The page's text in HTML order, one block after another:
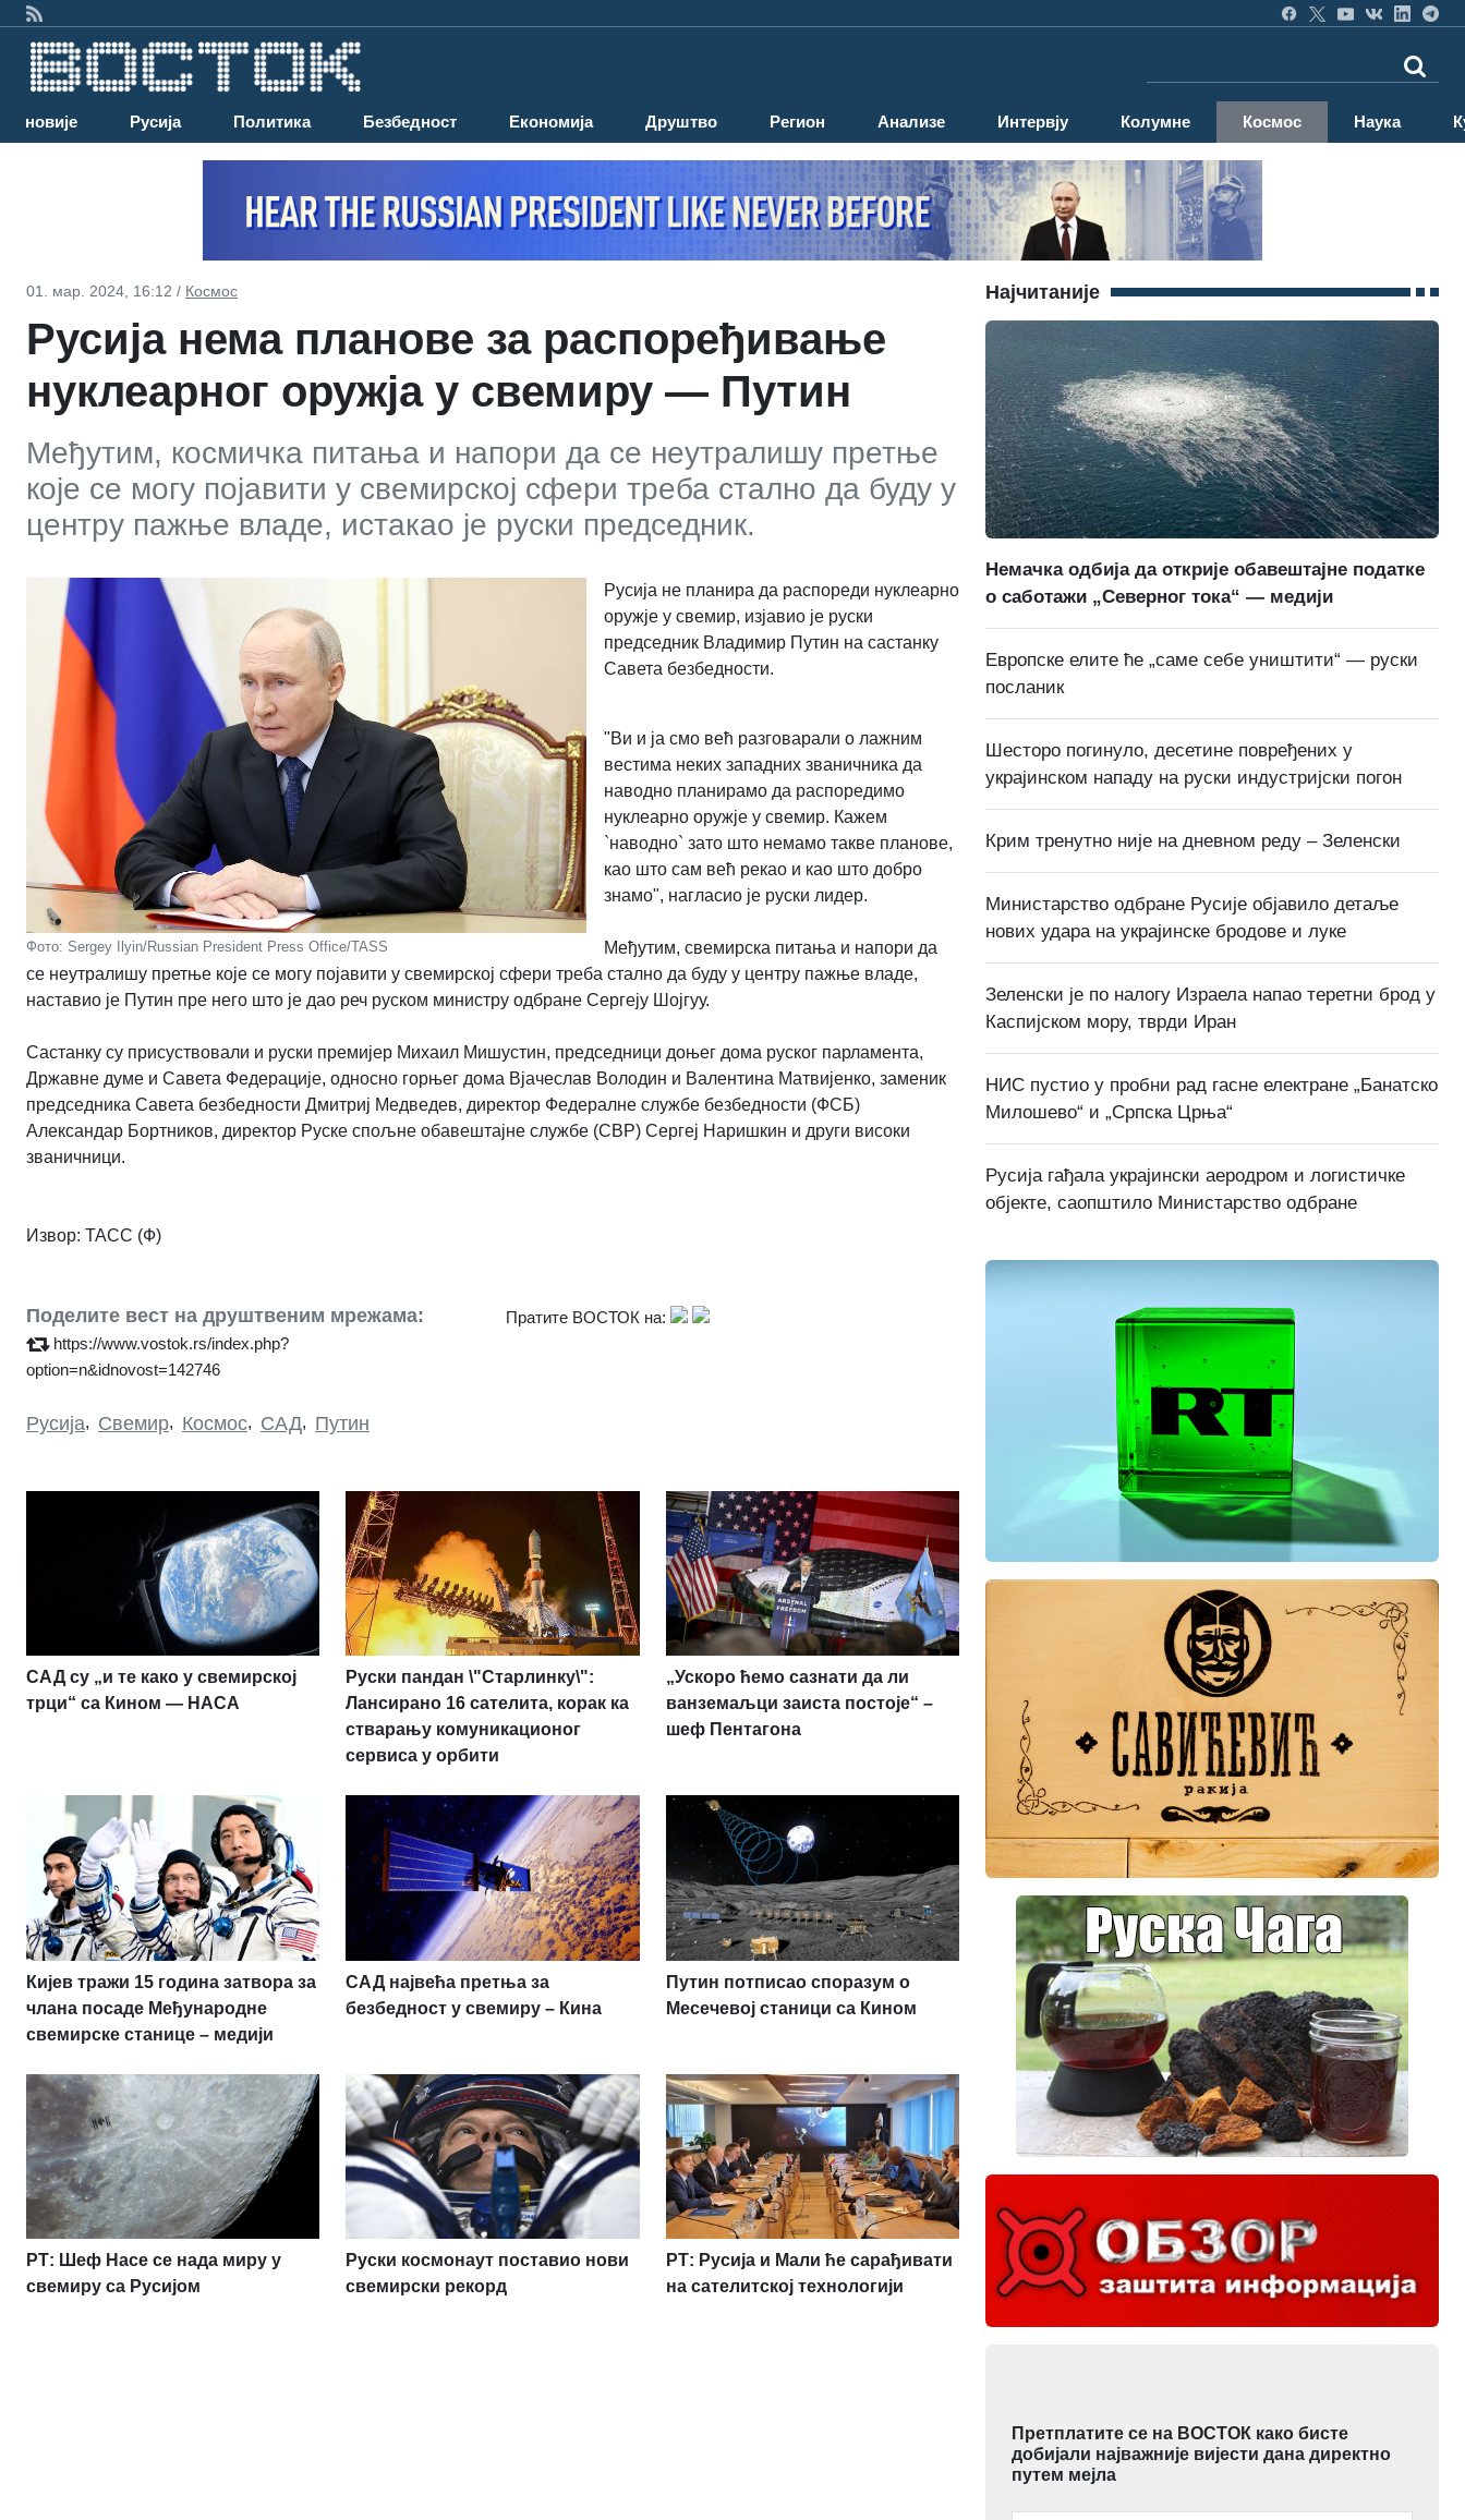
Најновије Русија Политика Безбедност Економија Друштво Регион Анализе Интервју Колумне Космос Наука
01. мар. 2024, 16:12 / Космос
Русија нема планове за распоређивање
нуклеарног оружја у свемиру — Путин
Међутим, космичка питања и напори да се неутралишу претње
које се могу појавити у свемирској сфери треба стално да буду у
центру пажње владе, истакао је руски председник.
Фото: Sergey Ilyin/Russian President Press Office/TASS
Русија не планира да распореди нуклеарно
оружје у свемир, изјавио је руски
председник Владимир Путин на састанку
Савета безбедности.
"Ви и ја смо већ разговарали о лажним
вестима неких западних званичника да
наводно планирамо да распоредимо
нуклеарно оружје у свемир. Кажем
`наводно` зато што немамо такве планове,
као што сам већ рекао и као што добро
знамо", нагласио је руски лидер.
Међутим, свемирска питања и напори да
се неутралишу претње које се могу појавити у свемирској сфери треба стално да буду у центру пажње владе,
наставио је Путин пре него што је дао реч руском министру одбране Сергеју Шојгуу.
Састанку су присуствовали и руски премијер Михаил Мишустин, председници доњег дома руског парламента,
Државне думе и Савета Федерације, односно горњег дома Вјачеслав Володин и Валентина Матвијенко, заменик
председника Савета безбедности Дмитриј Медведев, директор Федералне службе безбедности (ФСБ)
Александар Бортников, директор Руске спољне обавештајне службе (СВР) Сергеј Наришкин и други високи
званичници.
Извор: ТАСС (Ф)
Поделите вест на друштвеним мрежама:
https://www.vostok.rs/index.php?
option=n&idnovost=142746
Пратите ВОСТОК на:
Русија, Свемир, Космос, САД, Путин
САД су „и те како у свемирској
трци“ са Кином — НАСА
Руски пандан \"Старлинку\":
Лансирано 16 сателита, корак ка
стварању комуникационог
сервиса у орбити
„Ускоро ћемо сазнати да ли
ванземаљци заиста постоје“ –
шеф Пентагона
Кијев тражи 15 година затвора за
члана посаде Међународне
свемирске станице – медији
САД највећа претња за
безбедност у свемиру – Кина
Путин потписао споразум о
Месечевој станици са Кином
РТ: Шеф Насе се нада миру у
свемиру са Русијом
Руски космонаут поставио нови
свемирски рекорд
РТ: Русија и Мали ће сарађивати
на сателитској технологији
Најчитаније
Немачка одбија да открије обавештајне податке
о саботажи „Северног тока“ — медији
Европске елите ће „саме себе уништити“ — руски
посланик
Шесторо погинуло, десетине повређених у
украјинском нападу на руски индустријски погон
Крим тренутно није на дневном реду – Зеленски
Министарство одбране Русије објавило детаље
нових удара на украјинске бродове и луке
Зеленски је по налогу Израела напао теретни брод у
Каспијском мору, тврди Иран
НИС пустио у пробни рад гасне електране „Банатско
Милошево“ и „Српска Црња“
Русија гађала украјински аеродром и логистичке
објекте, саопштило Министарство одбране
Претплатите се на ВОСТОК како бисте
добијали најважније вијести дана директно
путем мејла